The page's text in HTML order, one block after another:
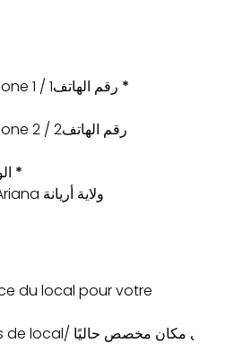
Numéro de Téléphone 1 / رقم الهاتف1 *
Numéro de Téléphone 2 / رقم الهاتف2
*
du local pour votre